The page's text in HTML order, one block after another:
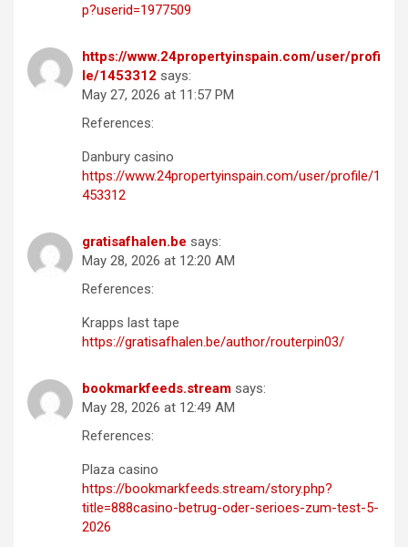
p?userid=1977509
https://www.24propertyinspain.com/user/profi
le/1453312 says:
May 27, 2026 at 11:57 PM
References:
Danbury casino
https://www.24propertyinspain.com/user/profile/1
453312
gratisafhalen.be says:
May 28, 2026 at 12:20 AM
References:
Krapps last tape
https://gratisafhalen.be/author/routerpin03/
bookmarkfeeds.stream says:
May 28, 2026 at 12:49 AM
References:
Plaza casino
https://bookmarkfeeds.stream/story.php?
title=888casino-betrug-oder-serioes-zum-test-5-
2026